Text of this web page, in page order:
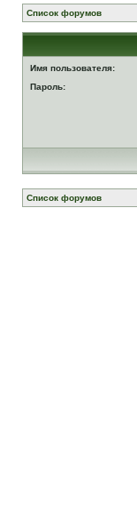
Список форумов
Имя пользователя:
Пароль:
Список форумов